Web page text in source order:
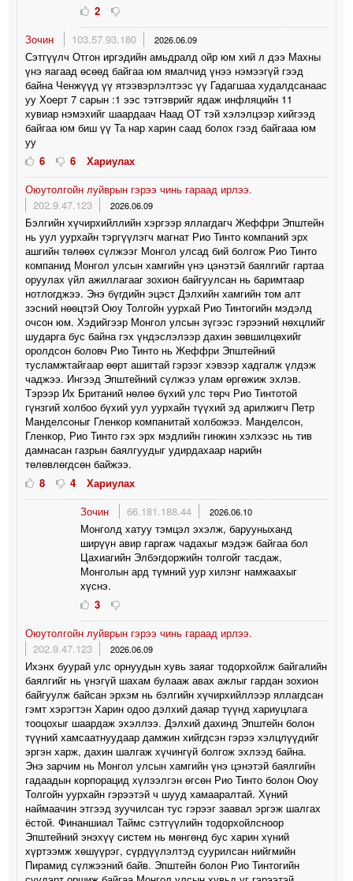
2
Зочин
103.57.93.180 2026.06.09
Сэтгүүлч Отгон иргэдийн амьдралд ойр юм хий л дээ Махны
үнэ яагаад өсөөд байгаа юм ямалчид үнээ нэмээгүй гээд
байна Ченжүүд үү ятээвэрлэлтээс үү Гадагшаа худалдсанаас
уу Хоерт 7 сарын :1 ээс тэтгэврийг ядаж инфляцийн 11
хувиар нэмэхийг шаардаач Наад ОТ тэй хэлэлцээр хийгээд
байгаа юм биш үү Та нар харин саад болох гээд байгааа юм
уу
6
6
Хариулах
Оюутолгойн луйврын гэрээ чинь гараад ирлээ.
202.9.47.123
2026.06.09
Бэлгийн хүчирхийллийн хэргээр яллагдагч Жеффри Эпштейн
нь уул уурхайн тэргүүлэгч магнат Рио Тинто компаний эрх
ашгийн төлөөх сүлжээг Монгол улсад бий болгож Рио Тинто
компанид Монгол улсын хамгийн үнэ цэнэтэй баялгийг гартаа
оруулах үйл ажиллагааг зохион байгуулсан нь баримтаар
нотлогджээ. Энэ бүгдийн эцэст Дэлхийн хамгийн том алт
зэсний нөөцтэй Оюу Толгойн уурхай Рио Тинтогийн мэдэлд
очсон юм. Хэдийгээр Монгол улсын зүгээс гэрээний нөхцлийг
шударга бус байна гэх үндэслэлээр дахин зөвшилцөхийг
оролдсон боловч Рио Тинто нь Жеффри Эпштейний
тусламжтайгаар өөрт ашигтай гэрээг хэвээр хадгалж үлдэж
чаджээ. Ингээд Эпштейний сүлжээ улам өргөжиж эхлэв.
Тэрээр Их Британий нөлөө бүхий улс төрч Рио Тинтотой
гүнзгий холбоо бүхий уул уурхайн түүхий эд арилжигч Петр
Манделсоныг Гленкор компанитай холбожээ. Манделсон,
Гленкор, Рио Тинто гэх эрх мэдлийн гинжин хэлхээс нь тив
дамнасан газрын баялгуудыг удирдахаар нарийн
төлөвлөгдсөн байжээ.
8
4
Хариулах
Зочин
66.181.188.44 2026.06.10
Монголд хатуу тэмцэл эхэлж, барууныханд
ширүүн авир гаргаж чадахыг мэдэж байгаа бол
Цахиагийн Элбэгдоржийн толгойг тасдаж,
Монголын ард түмний уур хилэнг намжаахыг
хүснэ.
3
Оюутолгойн луйврын гэрээ чинь гараад ирлээ.
202.9.47.123
2026.06.09
Ихэнх буурай улс орнуудын хувь заяаг тодорхойлж байгалийн
баялгийг нь үнэгүй шахам булааж авах ажлыг гардан зохион
байгуулж байсан эрхэм нь бэлгийн хүчирхийллээр яллагдсан
гэмт хэрэгтэн Харин одоо дэлхий даяар түүнд хариуцлага
тооцохыг шаардаж эхэллээ. Дэлхий дахинд Эпштейн болон
түүний хамсаатнуудаар дамжин хийгдсэн гэрээ хэлцлүүдийг
эргэн харж, дахин шалгаж хүчингүй болгож эхлээд байна.
Энэ зарчим нь Монгол улсын хамгийн үнэ цэнэтэй баялгийн
гадаадын корпорацид хүлээлгэн өгсөн Рио Тинто болон Оюу
Толгойн уурхайн гэрээтэй ч шууд хамааралтай. Хүний
наймаачин этгээд зуучилсан тус гэрээг заавал эргэж шалгах
ёстой. Финаншиал Таймс сэтгүүлийн тодорхойлсноор
Эпштейний энэхүү систем нь мөнгөнд бус харин хүний
хүртээмж хөшүүрэг, сүрдүүлэлтэд суурилсан нийгмийн
Пирамид сүлжээний байв. Эпштейн болон Рио Тинтогийн